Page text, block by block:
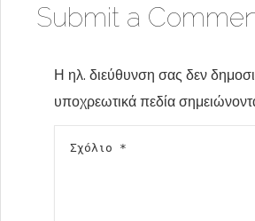
Submit a
Η ηλ. διεύθυνση σας δεν
υποχρεωτικά πεδία